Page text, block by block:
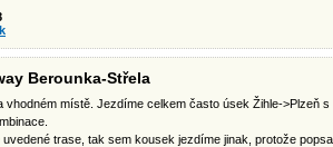
Berounka-Střela
vhodném místě. Jezdíme celkem často úsek Žihle->Plzeň
uvedené trase, tak sem kousek jezdíme jinak, protože